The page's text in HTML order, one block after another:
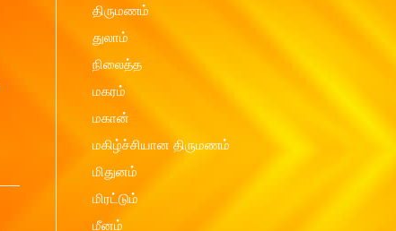
திருமணம்
துலாம்
நிலைத்த
மகரம்
மகான்
மகிழ்ச்சியான திருமணம்
மிதுனம்
மிரட்டும்
மீனம்